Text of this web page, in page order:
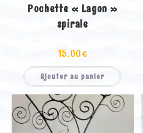
Pochette « Lagon »
spirale
15.00€
Ajouter au panier